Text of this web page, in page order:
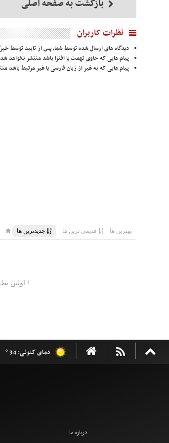
بازگشت به صفحه اصلی
نظرات کاربران
دیدگاه های ارسال شده توسط شما، پس از تایید توسط
پیام هایی که حاوی تهمت یا افترا باشد منتشر نخواهد
پیام هایی که به غیر از زبان فارسی یا غیر مرتبط باشد
دمای کنونی: 34 °
درباره ما